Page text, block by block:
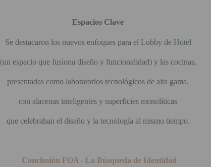
Espacios Clave
Se destacaron los nuevos enfoques para el Lobby de Hotel
(un espacio que fusiona diseño y funcionalidad) y las cocinas,
presentadas como laboratorios tecnológicos de alta gama,
con alacenas inteligentes y superficies monolíticas
que celebraban el diseño y la tecnología al mismo tiempo.
Conclusión FOA - La Búsqueda de Identidad